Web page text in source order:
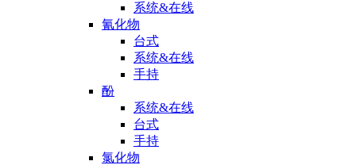
系统&在线
氰化物
台式
系统&在线
手持
酚
系统&在线
台式
手持
氯化物